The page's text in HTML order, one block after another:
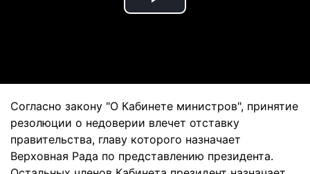
Play
Согласно закону "О Кабинете министров", принятие
резолюции о недоверии влечет отставку
правительства, главу которого назначает
Верховная Рада по представлению президента.